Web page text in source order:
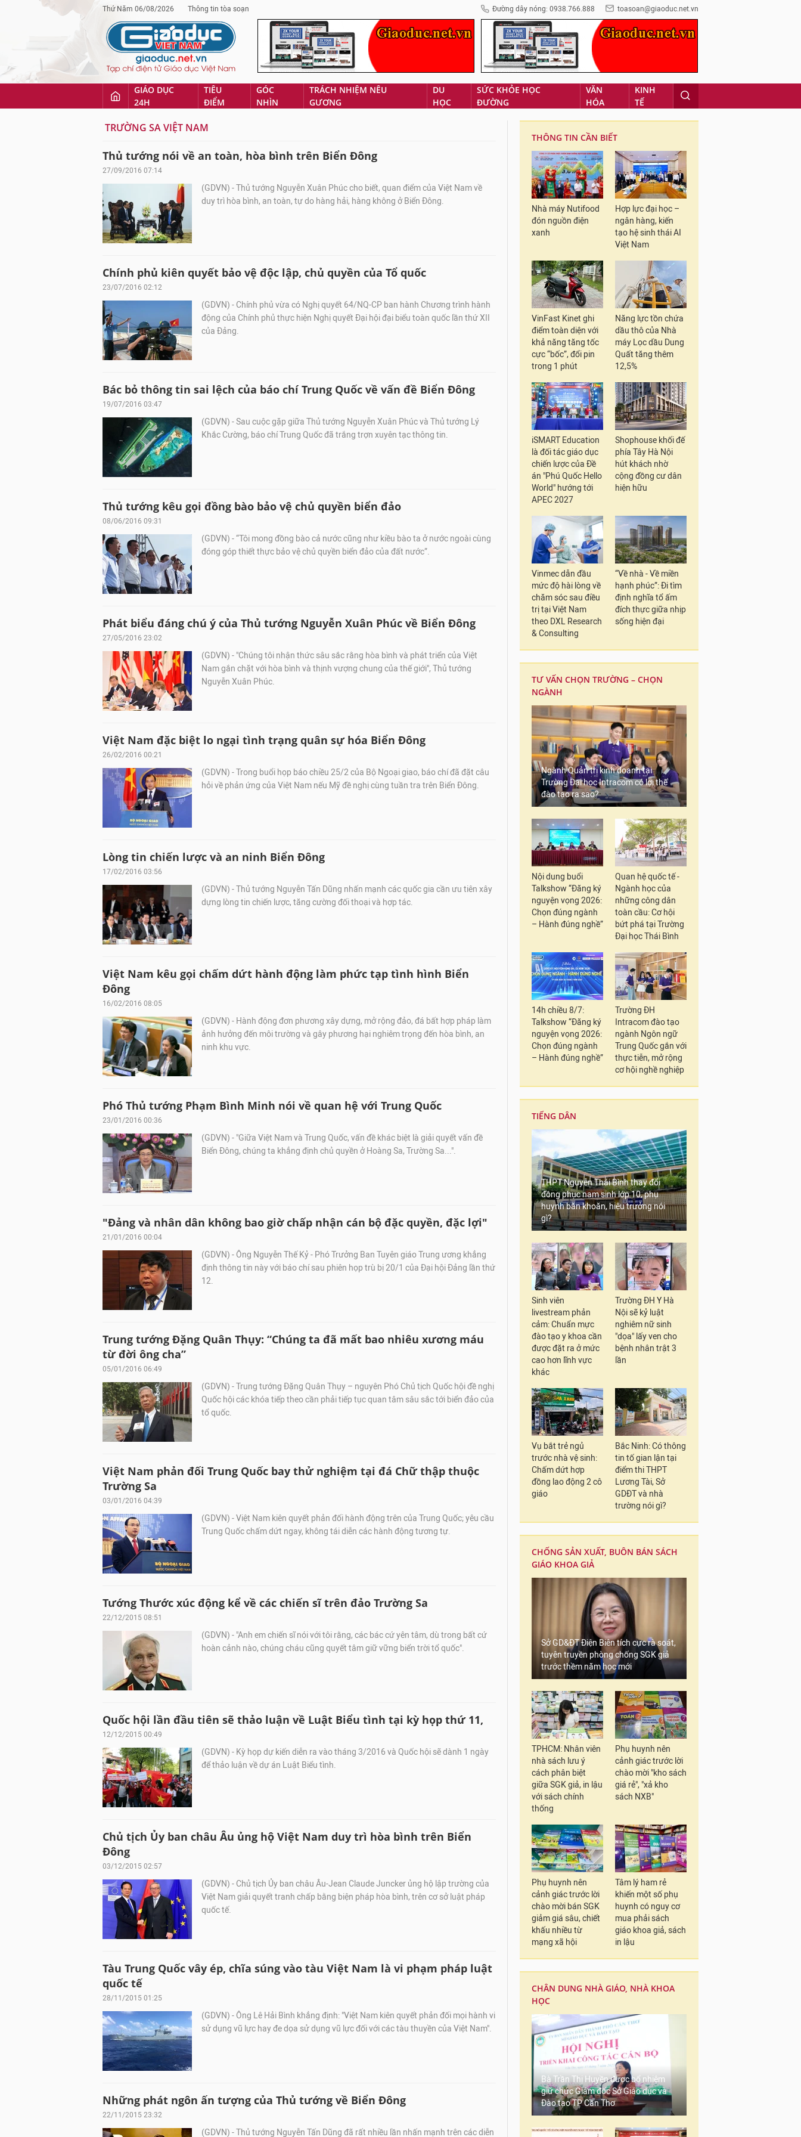
Thứ Năm 06/08/2026 Thông tin tòa soạn Đường dây nóng: 0938.766.888 toasoan@giaoduc.net.vn
GIÁO DỤC
24H
TIÊU
ĐIỂM
GÓC
NHÌN
TRÁCH NHIỆM NÊU
GƯƠNG
DU
HỌC
SỨC KHỎE HỌC
ĐƯỜNG
VĂN
HÓA
KINH
TẾ
TRƯỜNG SA VIỆT NAM
Thủ tướng nói về an toàn, hòa bình trên Biển Đông
27/09/2016 07:14
(GDVN) - Thủ tướng Nguyễn Xuân Phúc cho biết, quan điểm của Việt Nam về
duy trì hòa bình, an toàn, tự do hàng hải, hàng không ở Biển Đông.
Chính phủ kiên quyết bảo vệ độc lập, chủ quyền của Tổ quốc
23/07/2016 02:12
(GDVN) - Chính phủ vừa có Nghị quyết 64/NQ-CP ban hành Chương trình hành
động của Chính phủ thực hiện Nghị quyết Đại hội đại biểu toàn quốc lần thứ XII
của Đảng.
Bác bỏ thông tin sai lệch của báo chí Trung Quốc về vấn đề Biển Đông
19/07/2016 03:47
(GDVN) - Sau cuộc gặp giữa Thủ tướng Nguyễn Xuân Phúc và Thủ tướng Lý
Khắc Cường, báo chí Trung Quốc đã trắng trợn xuyên tạc thông tin.
Thủ tướng kêu gọi đồng bào bảo vệ chủ quyền biển đảo
08/06/2016 09:31
(GDVN) - “Tôi mong đồng bào cả nước cũng như kiều bào ta ở nước ngoài cùng
đóng góp thiết thực bảo vệ chủ quyền biển đảo của đất nước”.
Phát biểu đáng chú ý của Thủ tướng Nguyễn Xuân Phúc về Biển Đông
27/05/2016 23:02
(GDVN) - "Chúng tôi nhận thức sâu sắc rằng hòa bình và phát triển của Việt
Nam gắn chặt với hòa bình và thịnh vượng chung của thế giới", Thủ tướng
Nguyễn Xuân Phúc.
Việt Nam đặc biệt lo ngại tình trạng quân sự hóa Biển Đông
26/02/2016 00:21
(GDVN) - Trong buổi họp báo chiều 25/2 của Bộ Ngoại giao, báo chí đã đặt câu
hỏi về phản ứng của Việt Nam nếu Mỹ đề nghị cùng tuần tra trên Biển Đông.
Lòng tin chiến lược và an ninh Biển Đông
17/02/2016 03:56
(GDVN) - Thủ tướng Nguyễn Tấn Dũng nhấn mạnh các quốc gia cần ưu tiên xây
dựng lòng tin chiến lược, tăng cường đối thoại và hợp tác.
Việt Nam kêu gọi chấm dứt hành động làm phức tạp tình hình Biển
Đông
16/02/2016 08:05
(GDVN) - Hành động đơn phương xây dựng, mở rộng đảo, đá bất hợp pháp làm
ảnh hưởng đến môi trường và gây phương hại nghiêm trọng đến hòa bình, an
ninh khu vực.
Phó Thủ tướng Phạm Bình Minh nói về quan hệ với Trung Quốc
23/01/2016 00:36
(GDVN) - "Giữa Việt Nam và Trung Quốc, vấn đề khác biệt là giải quyết vấn đề
Biển Đông, chúng ta khẳng định chủ quyền ở Hoàng Sa, Trường Sa...".
"Đảng và nhân dân không bao giờ chấp nhận cán bộ đặc quyền, đặc lợi"
21/01/2016 00:04
(GDVN) - Ông Nguyễn Thế Kỷ - Phó Trưởng Ban Tuyên giáo Trung ương khẳng
định thông tin này với báo chí sau phiên họp trù bị 20/1 của Đại hội Đảng lần thứ
12.
Trung tướng Đặng Quân Thụy: “Chúng ta đã mất bao nhiêu xương máu
từ đời ông cha”
05/01/2016 06:49
(GDVN) - Trung tướng Đặng Quân Thụy – nguyên Phó Chủ tịch Quốc hội đề nghị
Quốc hội các khóa tiếp theo cần phải tiếp tục quan tâm sâu sắc tới biển đảo của
tổ quốc.
Việt Nam phản đối Trung Quốc bay thử nghiệm tại đá Chữ thập thuộc
Trường Sa
03/01/2016 04:39
(GDVN) - Việt Nam kiên quyết phản đối hành động trên của Trung Quốc; yêu cầu
Trung Quốc chấm dứt ngay, không tái diễn các hành động tương tự.
Tướng Thước xúc động kể về các chiến sĩ trên đảo Trường Sa
22/12/2015 08:51
(GDVN) - "Anh em chiến sĩ nói với tôi rằng, các bác cứ yên tâm, dù trong bất cứ
hoàn cảnh nào, chúng cháu cũng quyết tâm giữ vững biển trời tổ quốc".
Quốc hội lần đầu tiên sẽ thảo luận về Luật Biểu tình tại kỳ họp thứ 11,
12/12/2015 00:49
(GDVN) - Kỳ họp dự kiến diễn ra vào tháng 3/2016 và Quốc hội sẽ dành 1 ngày
để thảo luận về dự án Luật Biểu tình.
Chủ tịch Ủy ban châu Âu ủng hộ Việt Nam duy trì hòa bình trên Biển
Đông
03/12/2015 02:57
(GDVN) - Chủ tịch Ủy ban châu Âu-Jean Claude Juncker ủng hộ lập trường của
Việt Nam giải quyết tranh chấp bằng biện pháp hòa bình, trên cơ sở luật pháp
quốc tế.
Tàu Trung Quốc vây ép, chĩa súng vào tàu Việt Nam là vi phạm pháp luật
quốc tế
28/11/2015 01:25
(GDVN) - Ông Lê Hải Bình khẳng định: "Việt Nam kiên quyết phản đối mọi hành vi
sử dụng vũ lực hay đe dọa sử dụng vũ lực đối với các tàu thuyền của Việt Nam".
Những phát ngôn ấn tượng của Thủ tướng về Biển Đông
22/11/2015 23:32
(GDVN) - Thủ tướng Nguyễn Tấn Dũng đã rất nhiều lần nhấn mạnh trên các diễn
THÔNG TIN CẦN BIẾT
Nhà máy Nutifood
đón nguồn điện
xanh
Hợp lực đại học –
ngân hàng, kiến
tạo hệ sinh thái AI
Việt Nam
VinFast Kinet ghi
điểm toàn diện với
khả năng tăng tốc
cực “bốc”, đổi pin
trong 1 phút
Năng lực tồn chứa
dầu thô của Nhà
máy Lọc dầu Dung
Quất tăng thêm
12,5%
iSMART Education
là đối tác giáo dục
chiến lược của Đề
án "Phú Quốc Hello
World" hướng tới
APEC 2027
Shophouse khối đế
phía Tây Hà Nội
hút khách nhờ
cộng đồng cư dân
hiện hữu
Vinmec dẫn đầu
mức độ hài lòng về
chăm sóc sau điều
trị tại Việt Nam
theo DXL Research
& Consulting
“Về nhà - Về miền
hạnh phúc”: Đi tìm
định nghĩa tổ ấm
đích thực giữa nhịp
sống hiện đại
TƯ VẤN CHỌN TRƯỜNG – CHỌN
NGÀNH
Ngành Quản trị kinh doanh tại
Trường Đại học Intracom có lợi thế
đào tạo ra sao?
Nội dung buổi
Talkshow “Đăng ký
nguyện vọng 2026:
Chọn đúng ngành
– Hành đúng nghề”
Quan hệ quốc tế -
Ngành học của
những công dân
toàn cầu: Cơ hội
bứt phá tại Trường
Đại học Thái Bình
14h chiều 8/7:
Talkshow “Đăng ký
nguyện vọng 2026:
Chọn đúng ngành
– Hành đúng nghề”
Trường ĐH
Intracom đào tạo
ngành Ngôn ngữ
Trung Quốc gắn với
thực tiễn, mở rộng
cơ hội nghề nghiệp
TIẾNG DÂN
THPT Nguyễn Thái Bình thay đổi
đồng phục nam sinh lớp 10, phụ
huynh băn khoăn, hiệu trưởng nói
gì?
Sinh viên
livestream phản
cảm: Chuẩn mực
đào tạo y khoa cần
được đặt ra ở mức
cao hơn lĩnh vực
khác
Trường ĐH Y Hà
Nội sẽ kỷ luật
nghiêm nữ sinh
"dọa" lấy ven cho
bệnh nhân trật 3
lần
Vụ bắt trẻ ngủ
trước nhà vệ sinh:
Chấm dứt hợp
đồng lao động 2 cô
giáo
Bắc Ninh: Có thông
tin tố gian lận tại
điểm thi THPT
Lương Tài, Sở
GDĐT và nhà
trường nói gì?
CHỐNG SẢN XUẤT, BUÔN BÁN SÁCH
GIÁO KHOA GIẢ
Sở GD&ĐT Điện Biên tích cực rà soát,
tuyên truyền phòng chống SGK giả
trước thềm năm học mới
TPHCM: Nhân viên
nhà sách lưu ý
cách phân biệt
giữa SGK giả, in lậu
với sách chính
thống
Phụ huynh nên
cảnh giác trước lời
chào mời "kho sách
giá rẻ", "xả kho
sách NXB"
Phụ huynh nên
cảnh giác trước lời
chào mời bán SGK
giảm giá sâu, chiết
khấu nhiều từ
mạng xã hội
Tâm lý ham rẻ
khiến một số phụ
huynh có nguy cơ
mua phải sách
giáo khoa giả, sách
in lậu
CHÂN DUNG NHÀ GIÁO, NHÀ KHOA
HỌC
Bà Trần Thị Huyền được bổ nhiệm
giữ chức Giám đốc Sở Giáo dục và
Đào tạo TP Cần Thơ